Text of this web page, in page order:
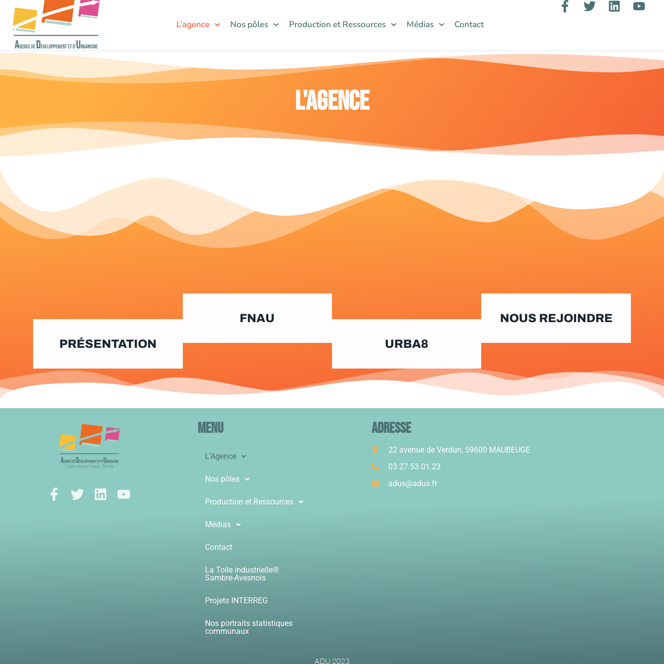
L’agence Nos pôles Production et Ressources Médias Contact
L'agence
PRÉSENTATION
FNAU
URBA8
NOUS REJOINDRE
Menu
L’Agence
Nos pôles
Production et Ressources
Médias
Contact
La Toile industrielle®
Sambre-Avesnois
Projets INTERREG
Nos portraits statistiques
communaux
ADRESSE
22 avenue de Verdun, 59600 MAUBEUGE
03.27.53.01.23
adus@adus.fr
ADU 2023